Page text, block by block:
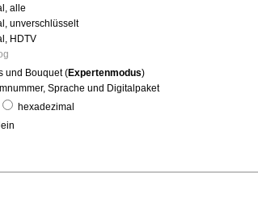
alle
unverschlüsselt
HDTV
und Bouquet (Expertenmodus)
Sprache und Digitalpaket
hexadezimal